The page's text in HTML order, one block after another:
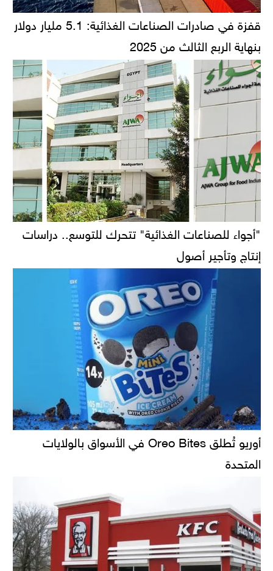
قفزة في صادرات الصناعات الغذائية: 5.1 مليار دولار
بنهاية الربع الثالث من 2025
"أجواء للصناعات الغذائية" تتحرك للتوسع.. دراسات
إنتاج وتأجير أصول
أوريو تُطلق Oreo Bites في الأسواق بالولايات
المتحدة